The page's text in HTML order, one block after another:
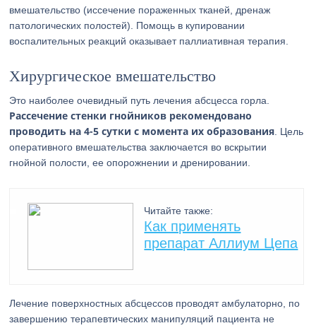
вмешательство (иссечение пораженных тканей, дренаж
патологических полостей). Помощь в купировании
воспалительных реакций оказывает паллиативная терапия.
Хирургическое вмешательство
Это наиболее очевидный путь лечения абсцесса горла.
Рассечение стенки гнойников рекомендовано
проводить на 4-5 сутки с момента их образования . Цель
оперативного вмешательства заключается во вскрытии
гнойной полости, ее опорожнении и дренировании.
Читайте также:
Как применять
препарат Аллиум Цепа
Лечение поверхностных абсцессов проводят амбулаторно, по
завершению терапевтических манипуляций пациента не